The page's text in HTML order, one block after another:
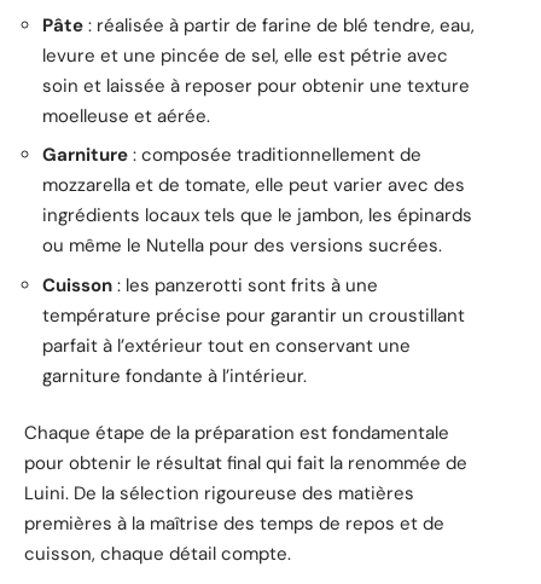
Pâte : réalisée à partir de farine de blé tendre, eau,
levure et une pincée de sel, elle est pétrie avec
soin et laissée à reposer pour obtenir une texture
moelleuse et aérée.
Garniture : composée traditionnellement de
mozzarella et de tomate, elle peut varier avec des
ingrédients locaux tels que le jambon, les épinards
ou même le Nutella pour des versions sucrées.
Cuisson : les panzerotti sont frits à une
température précise pour garantir un croustillant
parfait à l’extérieur tout en conservant une
garniture fondante à l’intérieur.
Chaque étape de la préparation est fondamentale
pour obtenir le résultat final qui fait la renommée de
Luini. De la sélection rigoureuse des matières
premières à la maîtrise des temps de repos et de
cuisson, chaque détail compte.